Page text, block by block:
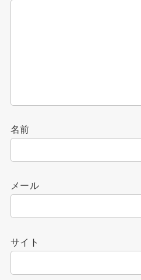
名前
メール
サイト